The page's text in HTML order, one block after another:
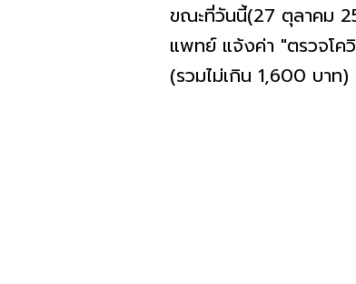
ขณะที่วันนี้(27 ตุลาคม
แพทย์ แจ้งค่า "ตรวจโค
(รวมไม่เกิน 1,600 บาท